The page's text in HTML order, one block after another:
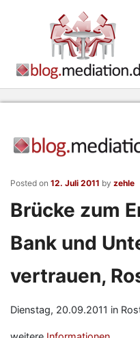
Brücke zum
Bank und
vertrauen,
Posted on 12. Juli 2011 by zehle
Dienstag, 20.09.2011 in